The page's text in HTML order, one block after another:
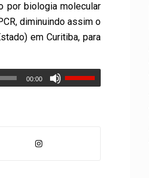
por biologia molecular
diminuindo assim o
em Curitiba, para
00:00